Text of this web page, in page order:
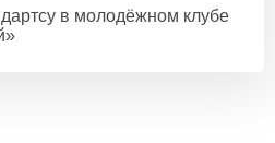
в молодёжном клубе